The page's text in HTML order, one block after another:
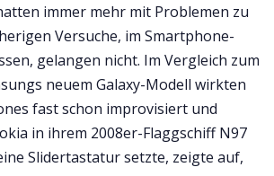
immer mehr mit Problemen zu
Versuche, im Smartphone-
gelangen nicht. Im Vergleich zum
neuem Galaxy-Modell wirkten
fast schon improvisiert und
in ihrem 2008er-Flaggschiff N97
Slidertastatur setzte, zeigte auf,